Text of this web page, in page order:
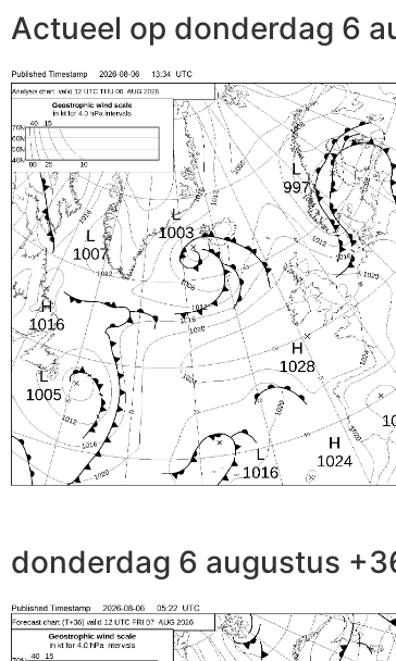
Actueel op donderdag 6
donderdag 6 augustus